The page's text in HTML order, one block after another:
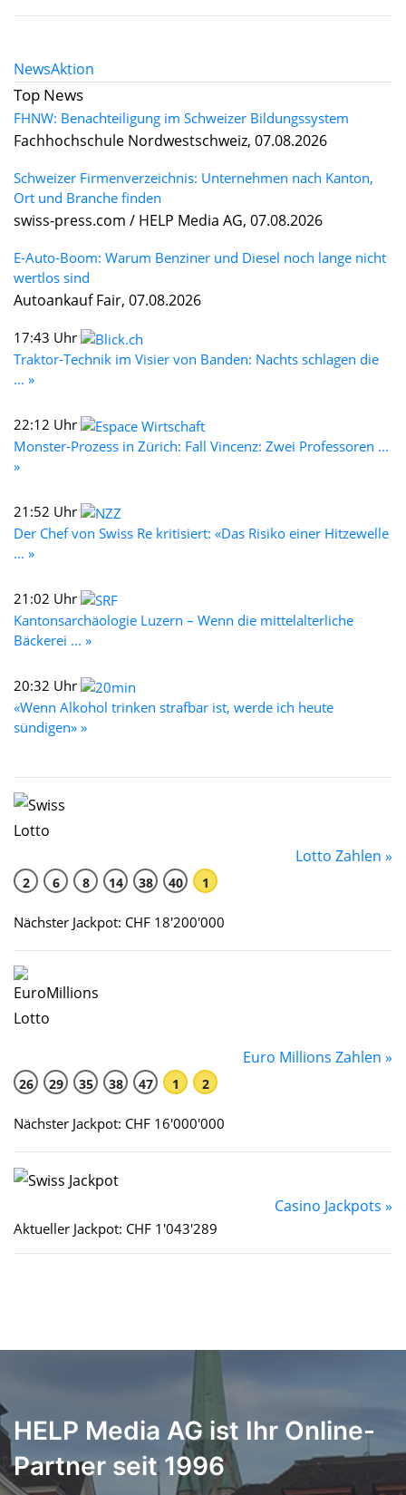
NewsAktion
Top News
FHNW: Benachteiligung im Schweizer Bildungssystem
Fachhochschule Nordwestschweiz, 07.08.2026
Schweizer Firmenverzeichnis: Unternehmen nach Kanton,
Ort und Branche finden
swiss-press.com / HELP Media AG, 07.08.2026
E-Auto-Boom: Warum Benziner und Diesel noch lange nicht
wertlos sind
Autoankauf Fair, 07.08.2026
17:43 Uhr
Traktor-Technik im Visier von Banden: Nachts schlagen die
... »
22:12 Uhr
Monster-Prozess in Zürich: Fall Vincenz: Zwei Professoren ...
»
21:52 Uhr
Der Chef von Swiss Re kritisiert: «Das Risiko einer Hitzewelle
... »
21:02 Uhr
Kantonsarchäologie Luzern – Wenn die mittelalterliche
Bäckerei ... »
20:32 Uhr
«Wenn Alkohol trinken strafbar ist, werde ich heute
sündigen» »
Lotto Zahlen »
2 6 8 14 38 40 1
Nächster Jackpot: CHF 18'200'000
Euro Millions Zahlen »
26 29 35 38 47 1 2
Nächster Jackpot: CHF 16'000'000
Casino Jackpots »
Aktueller Jackpot: CHF 1'043'289
HELP Media AG ist Ihr Online-
Partner seit 1996